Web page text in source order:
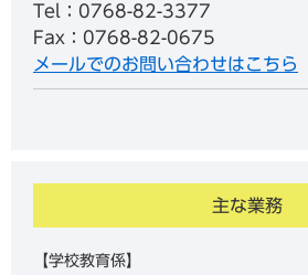
Tel：0768-82-3377
Fax：0768-82-0675
メールでのお問い合わせはこちら
主な業務
【学校教育係】